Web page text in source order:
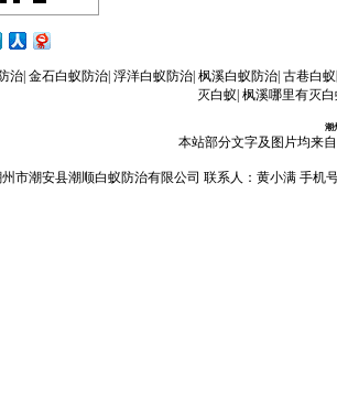
治| 金石白蚁防治| 浮洋白蚁防治| 枫溪白蚁防治| 古巷白
灭白蚁 枫溪哪里有灭白
潮
本站部分文字及图片均来
市潮安县潮顺白蚁防治有限公司 联系人：黄小满 手机